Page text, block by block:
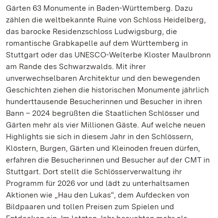
Gärten 63 Monumente in Baden-Württemberg. Dazu
zählen die weltbekannte Ruine von Schloss Heidelberg,
das barocke Residenzschloss Ludwigsburg, die
romantische Grabkapelle auf dem Württemberg in
Stuttgart oder das UNESCO-Welterbe Kloster Maulbronn
am Rande des Schwarzwalds. Mit ihrer
unverwechselbaren Architektur und den bewegenden
Geschichten ziehen die historischen Monumente jährlich
hunderttausende Besucherinnen und Besucher in ihren
Bann – 2024 begrüßten die Staatlichen Schlösser und
Gärten mehr als vier Millionen Gäste. Auf welche neuen
Highlights sie sich in diesem Jahr in den Schlössern,
Klöstern, Burgen, Gärten und Kleinoden freuen dürfen,
erfahren die Besucherinnen und Besucher auf der CMT in
Stuttgart. Dort stellt die Schlösserverwaltung ihr
Programm für 2026 vor und lädt zu unterhaltsamen
Aktionen wie „Hau den Lukas“, dem Aufdecken von
Bildpaaren und tollen Preisen zum Spielen und